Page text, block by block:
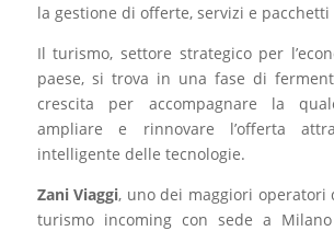
la gestione di offerte, servizi e
Il turismo, settore strategico per
paese, si trova in una fase di
crescita per accompagnare la
ampliare e rinnovare l’offerta
intelligente delle tecnologie.
Zani Viaggi, uno dei maggiori operatori
turismo incoming con sede a